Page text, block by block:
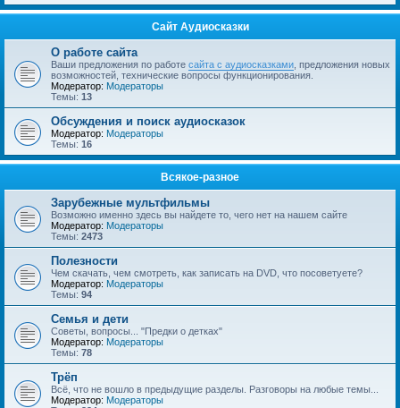
Сайт Аудиосказки
О работе сайта
Ваши предложения по работе сайта с аудиосказками , предложения новых
возможностей, технические вопросы функционирования.
Модератор: Модераторы
Темы: 13
Обсуждения и поиск аудиосказок
Модератор: Модераторы
Темы: 16
Всякое-разное
Зарубежные мультфильмы
Возможно именно здесь вы найдете то, чего нет на нашем сайте
Модератор: Модераторы
Темы: 2473
Полезности
Чем скачать, чем смотреть, как записать на DVD, что посоветуете?
Модератор: Модераторы
Темы: 94
Семья и дети
Советы, вопросы... "Предки о детках"
Модератор: Модераторы
Темы: 78
Трёп
Всё, что не вошло в предыдущие разделы. Разговоры на любые темы...
Модератор: Модераторы